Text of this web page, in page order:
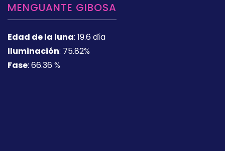
MENGUANTE GIBOSA
Edad de la luna: 19.6 día
Iluminación: 75.82%
Fase: 66.36 %